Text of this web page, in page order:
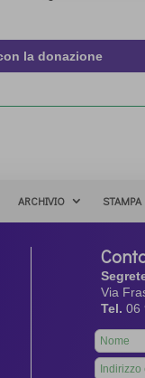
la donazione
ARCHIVIO STAMPA
Via
Tel. 06
Leave
this
field